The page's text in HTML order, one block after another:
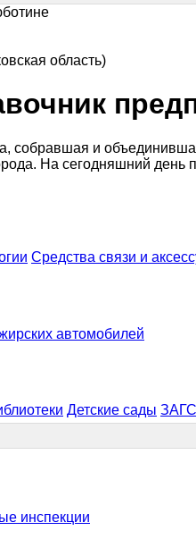
область)
собравшая и
На сегодняшний
Средства связи и
автомобилей
Детские сады
инспекции